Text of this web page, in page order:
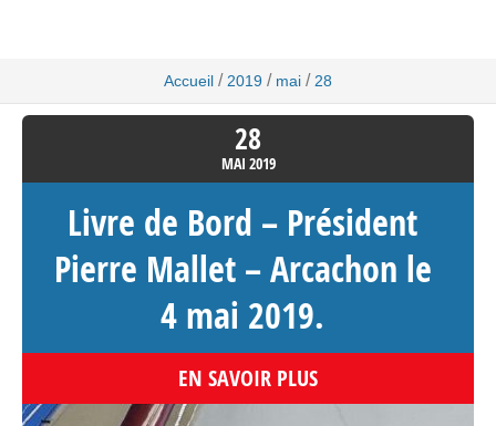
Accueil / 2019 / mai / 28
28
MAI 2019
Livre de Bord – Président
Pierre Mallet – Arcachon le
4 mai 2019.
EN SAVOIR PLUS